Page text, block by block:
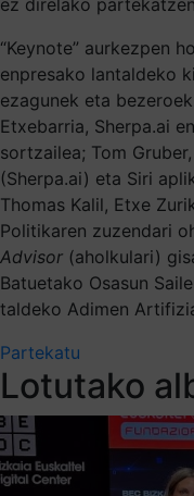
“Keynote” aurkezpen
enpresako lantaldeko
ezagunek eta
Etxebarria, Sherpa.ai
sortzailea; Tom Gruber,
(Sherpa.ai) eta Siri
Thomas Kalil, Etxe
Politikaren zuzendari
Advisor (aholkulari)
Batuetako Osasun
taldeko Adimen
Partekatu
Lotutako